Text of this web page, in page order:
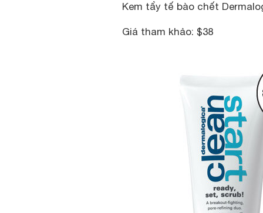
Kem tẩy tế bào chết
Giá tham khảo: $38